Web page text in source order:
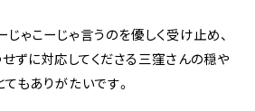
ゃこーじゃ言うのを優しく受け止め、
ずに対応してくださる三窪さんの穏や
もありがたいです。